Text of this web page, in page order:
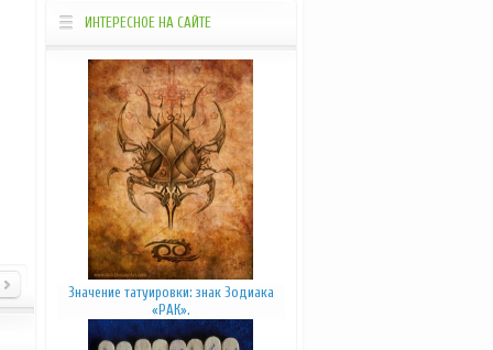
Просветление
Звукотерапия
Фитотерапия
Оригами
_____________________________________________________________________________
ИНТЕРЕСНОЕ НА САЙТЕ
Значение татуировки: знак Зодиака
«РАК».